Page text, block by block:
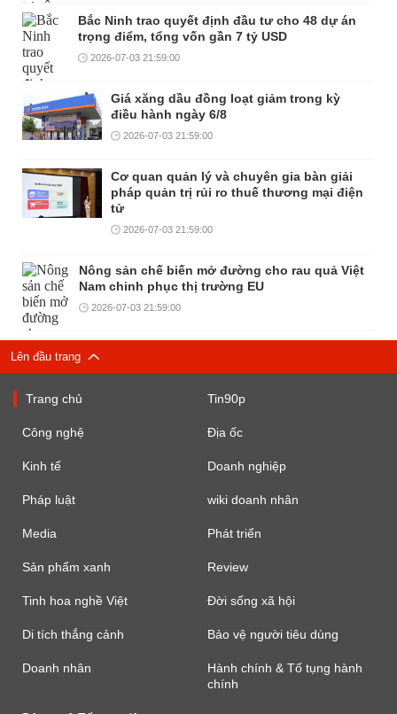
Bắc Ninh trao quyết định đầu tư cho 48 dự án
trọng điểm, tổng vốn gần 7 tỷ USD
2026-07-03 21:59:00
Giá xăng dầu đồng loạt giảm trong kỳ
điều hành ngày 6/8
2026-07-03 21:59:00
Cơ quan quản lý và chuyên gia bàn giải
pháp quản trị rủi ro thuế thương mại điện
tử
2026-07-03 21:59:00
Nông sản chế biến mở đường cho rau quả Việt
Nam chinh phục thị trường EU
2026-07-03 21:59:00
Lên đầu trang
Trang chủ Tin90p
Công nghệ Địa ốc
Kinh tế Doanh nghiệp
Pháp luật wiki doanh nhân
Media Phát triển
Sản phẩm xanh Review
Tinh hoa nghề Việt Đời sống xã hội
Di tích thắng cảnh Bảo vệ người tiêu dùng
Doanh nhân
Hành chính & Tố tụng hành
chính